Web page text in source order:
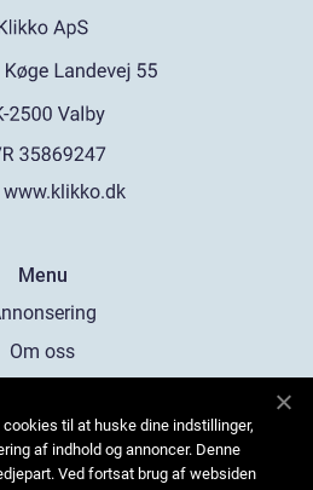
www.klikko.dk
Menu
Om oss
oss
Sitemap
til at huske dine indstillinger,
af indhold og annoncer. Denne
Ved fortsat brug af websiden